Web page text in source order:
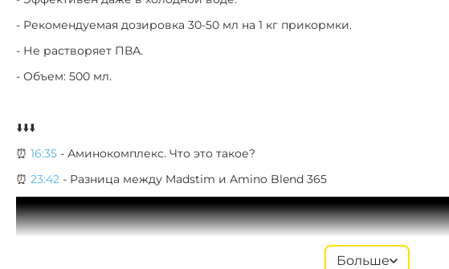
- Рекомендуемая дозировка 30-50 мл на 1 кг прикормки.
- Не растворяет ПВА.
- Объем: 500 мл.
⬇️⬇️⬇️
⏰ 16:35 - Аминокомплекс. Что это такое?
⏰ 23:42 - Разница между Madstim и Amino Blend 365
Больше